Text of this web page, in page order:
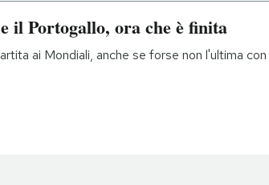
il Portogallo, ora che è finita
ai Mondiali, anche se forse non l'ultima con